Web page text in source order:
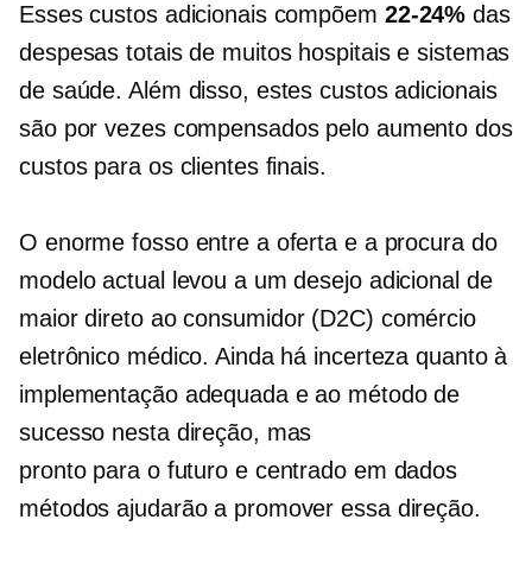
Esses custos adicionais compõem 22-24% das
despesas totais de muitos hospitais e sistemas
de saúde. Além disso, estes custos adicionais
são por vezes compensados ​​pelo aumento dos
custos para os clientes finais.
O enorme fosso entre a oferta e a procura do
modelo actual levou a um desejo adicional de
maiordireto ao consumidor(D2C) comércio
eletrônico médico. Ainda há incerteza quanto à
implementação adequada e ao método de
sucesso nesta direção, mas
pronto para o futuro e centrado em dados
métodos ajudarão a promover essa direção.